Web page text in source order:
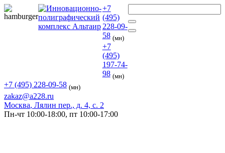
+7
(495)
228-09-
58 (мн)
+7
(495)
197-74-
98 (мн)
+7 (495) 228-09-58 (мн)
zakaz@a228.ru
Москва, Лялин пер., д. 4, с. 2
Пн-чт 10:00-18:00, пт 10:00-17:00